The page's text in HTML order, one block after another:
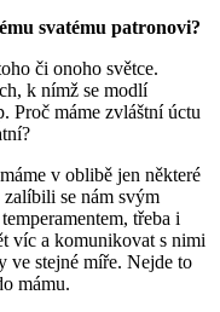
svatému patronovi?
či onoho světce.
k nímž se modlí
Proč máme zvláštní úctu
v oblibě jen některé
se nám svým
třeba i
víc a komunikovat s nimi
ve stejné míře. Nejde to
mámu.